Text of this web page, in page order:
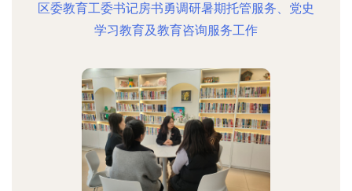
区委教育工委书记房书勇调研暑期托管服务、党史
学习教育及教育咨询服务工作